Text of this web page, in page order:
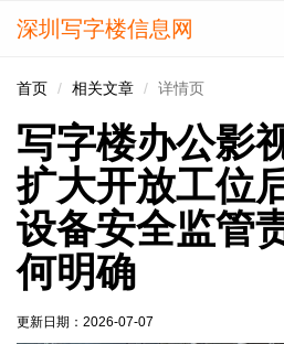
深圳写字楼信息网
首页 相关文章 详情页
写字楼办公影
扩大开放工位
设备安全监管
何明确
更新日期： 2026-07-07